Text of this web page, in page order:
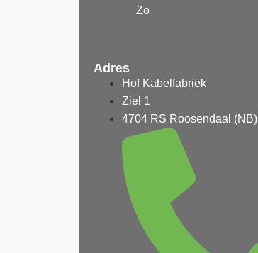
Zo
Adres
Hof Kabelfabriek
Ziel 1
4704 RS Roosendaal (NB)